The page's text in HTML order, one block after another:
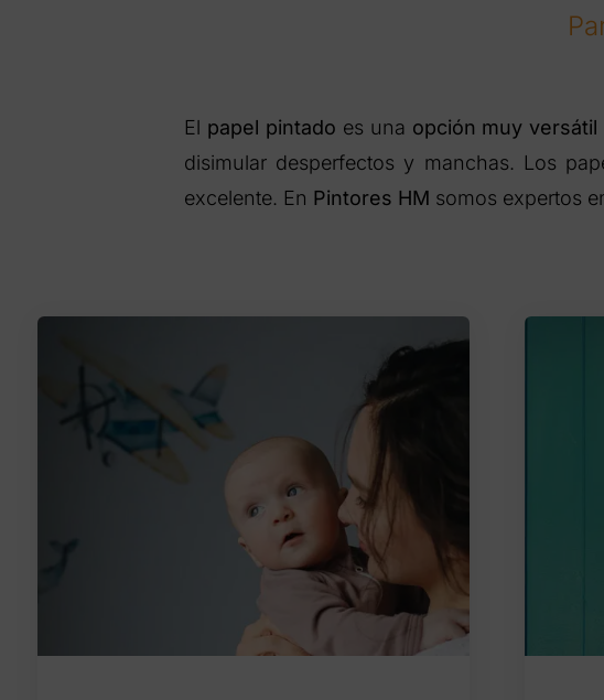
El papel pintado es una opción muy
disimular desperfectos y manchas. Los
excelente. En Pintores HM somos expertos